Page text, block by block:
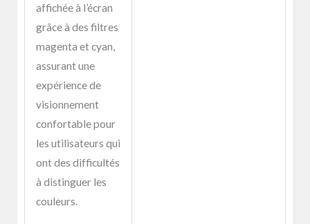
affichée à l’écran
grâce à des filtres
magenta et cyan,
assurant une
expérience de
visionnement
confortable pour
les utilisateurs qui
ont des difficultés
à distinguer les
couleurs.